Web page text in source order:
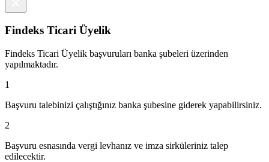
Findeks Ticari Üyelik
Findeks Ticari Üyelik başvuruları banka şubeleri üzerinden
yapılmaktadır.
1
Başvuru talebinizi çalıştığınız banka şubesine giderek yapabilirsiniz.
2
Başvuru esnasında vergi levhanız ve imza sirküleriniz talep
edilecektir.